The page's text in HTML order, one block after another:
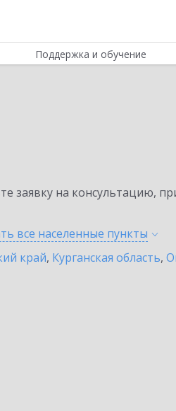
Поддержка и обучение
заявку на консультацию,
все населенные пункты
край, Курганская область,